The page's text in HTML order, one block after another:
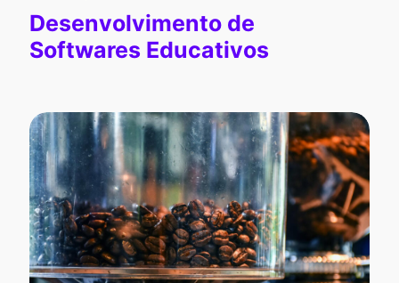
Desenvolvimento de
Softwares Educativos